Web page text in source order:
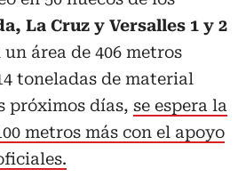
La Cruz y Versalles 1 y 2
un área de 406 metros
toneladas de material
próximos días, se espera la
metros más con el apoyo